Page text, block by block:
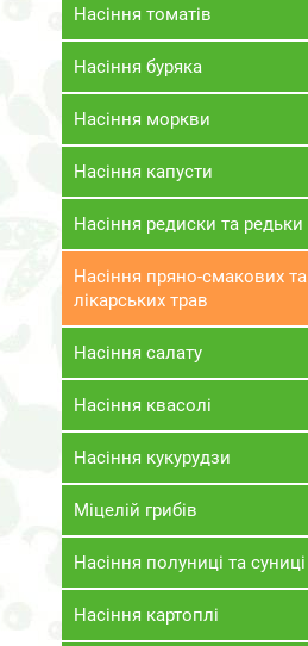
Насіння томатів
Насіння буряка
Насіння моркви
Насіння капусти
Насіння редиски та редьки
Насіння пряно-смакових та
лікарських трав
Насіння салату
Насіння квасолі
Насіння кукурудзи
Міцелій грибів
Насіння полуниці та суниці
Насіння картоплі